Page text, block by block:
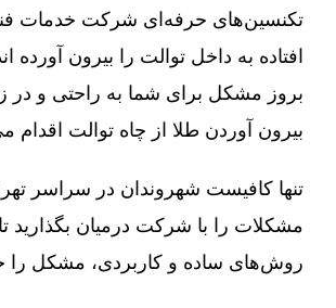
تکنسین‌های حرفه‌ای شرکت خدمات فنی
افتاده به داخل توالت را بیرون آورده
بروز مشکل برای شما به راحتی و در
بیرون آوردن طلا از چاه توالت اقدام
تنها کافیست شهروندان در سراسر
مشکلات را با شرکت درمیان بگذارید تا
روش‌های ساده و کاربردی، مشکل را